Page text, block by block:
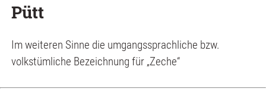
Pütt
Im weiteren Sinne die umgangssprachliche bzw.
volkstümliche Bezeichnung für „Zeche“